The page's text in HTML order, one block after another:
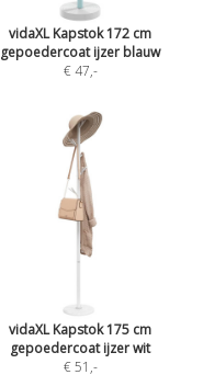
vidaXL Kapstok 172 cm
gepoedercoat ijzer blauw
€ 47,-
vidaXL Kapstok 175 cm
gepoedercoat ijzer wit
€ 51 ,-